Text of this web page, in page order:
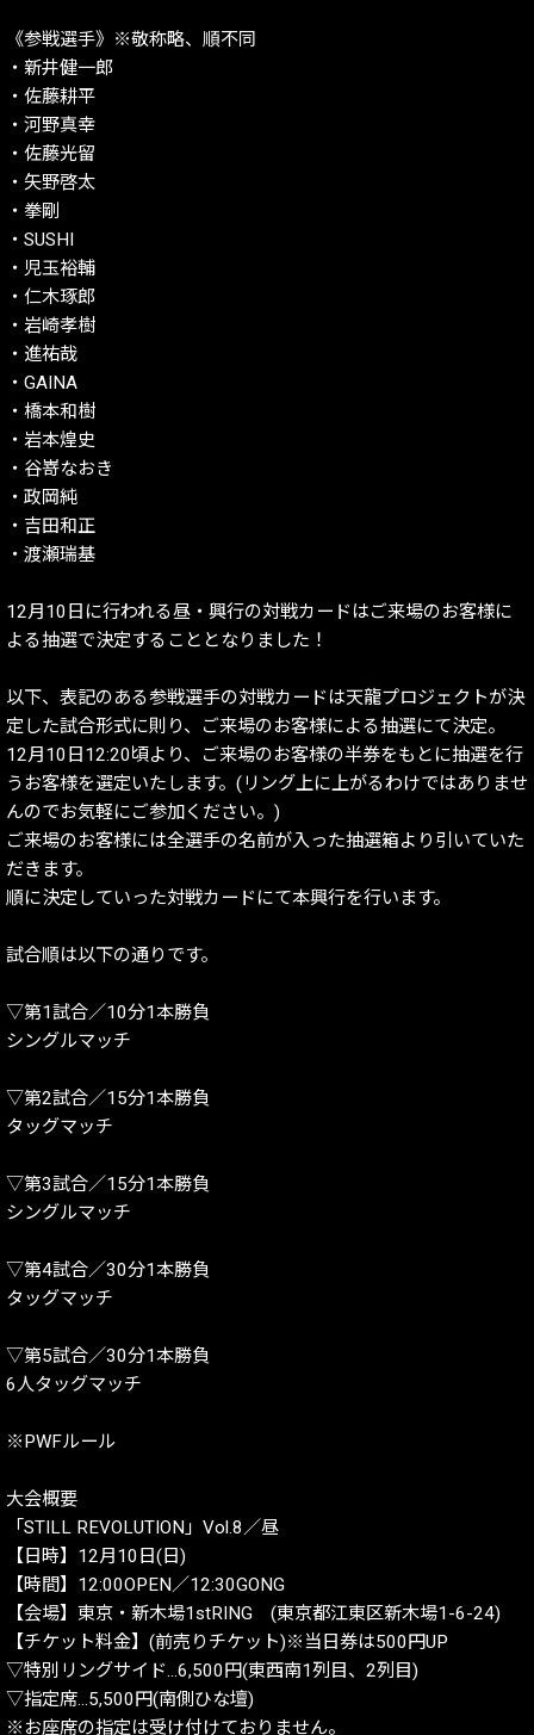
《参戦選手》※敬称略、順不同
・新井健一郎
・佐藤耕平
・河野真幸
・佐藤光留
・矢野啓太
・拳剛
・SUSHI
・児玉裕輔
・仁木琢郎
・岩崎孝樹
・進祐哉
・GAINA
・橋本和樹
・岩本煌史
・谷嵜なおき
・政岡純
・吉田和正
・渡瀬瑞基
12月10日に行われる昼・興行の対戦カードはご来場のお客様に
よる抽選で決定することとなりました！
以下、表記のある参戦選手の対戦カードは天龍プロジェクトが決
定した試合形式に則り、ご来場のお客様による抽選にて決定。
12月10日12:20頃より、ご来場のお客様の半券をもとに抽選を行
うお客様を選定いたします。(リング上に上がるわけではありませ
んのでお気軽にご参加ください。)
ご来場のお客様には全選手の名前が入った抽選箱より引いていた
だきます。
順に決定していった対戦カードにて本興行を行います。
試合順は以下の通りです。
▽第1試合／10分1本勝負
シングルマッチ
▽第2試合／15分1本勝負
タッグマッチ
▽第3試合／15分1本勝負
シングルマッチ
▽第4試合／30分1本勝負
タッグマッチ
▽第5試合／30分1本勝負
6人タッグマッチ
※PWFルール
大会概要
「STILL REVOLUTION」Vol.8／昼
【日時】12月10日(日)
【時間】12:00OPEN／12:30GONG
【会場】東京・新木場1stRING (東京都江東区新木場1-6-24)
【チケット料金】(前売りチケット)※当日券は500円UP
▽特別リングサイド…6,500円(東西南1列目、2列目)
▽指定席…5,500円(南側ひな壇)
※お座席の指定は受け付けておりません。